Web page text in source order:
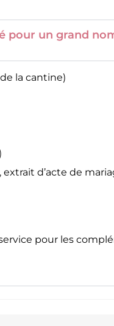
pour un grand
la cantine)
d’acte de
pour les